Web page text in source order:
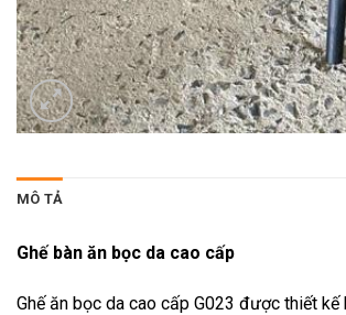
MÔ TẢ
Ghế bàn ăn bọc da cao cấp
Ghế ăn bọc da cao cấp G023 được thiết